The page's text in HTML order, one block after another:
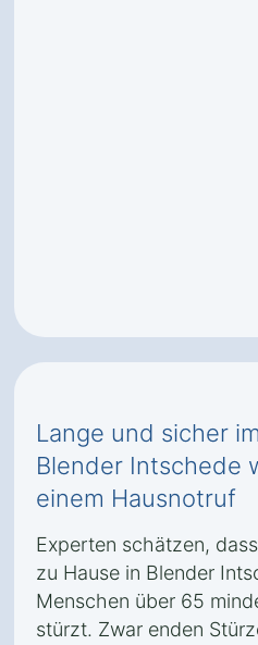
Lange und sicher
Blender Intschede
einem Hausnotruf
Experten schätzen,
zu Hause in Blender
Menschen über 65
stürzt. Zwar enden